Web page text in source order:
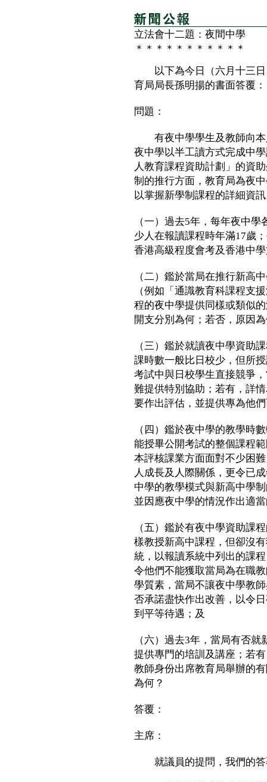
立法會十二題：夜間中學
＊＊＊＊＊＊＊＊＊＊＊
以下為今日（六月十三日
育局局長孫明揚的書面答覆：
問題：
有夜中學學生及教師向本
夜中學以半工讀方式完成中
人教育課程資助計劃」的資
制的推行方面，教育局為夜
以掌握新學制課程的詳細資
（一）過去5年，每年夜中
少人在報讀課程時年滿17歲
香港高級程度會考及香港中
（二）鑑於當局在推行新高
（例如「通識教育科課程支
程的夜中學提供同樣或類似
開支分別為何；若否，原因
（三）鑑於就讀夜中學資助
課時數一般比日校少，但所
考試中與日校學生直接競爭
難提供特別協助；若有，詳
要作出評估，並提供專為他
（四）鑑於夜中學的教學時
能授畢公開考試的整個課程
本評核課業方面面對不少困
人成長及人際關係，更令已
中學的教學模式與新高中學
並因應夜中學的情況作出適
（五）鑑於有夜中學資助課
樣教授新高中課程，但卻沒
統，以報讀系統中列出的課
令他們不能獲取當局為在職
學質素，當局不讓夜中學教
否承諾盡快作出改善，以令
到平等待遇；及
（六）過去3年，當局有否
提供專門的培訓及講座；若
教師身份出席教育局舉辦的
為何？
答覆：
主席：
就議員的提問，我們的答